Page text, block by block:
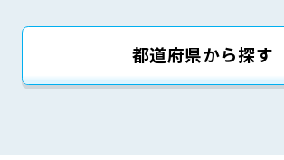
都道府県から探す